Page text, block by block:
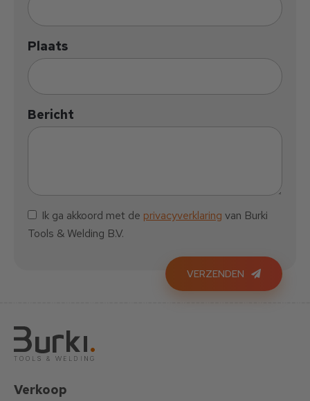
Plaats
Bericht
Ik ga akkoord met de privacyverklaring van Burki
Tools & Welding B.V.
VERZENDEN
Verkoop